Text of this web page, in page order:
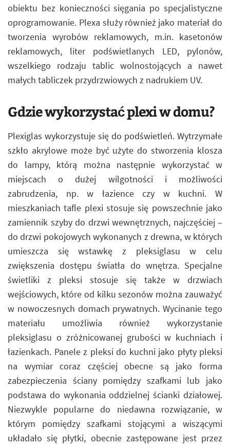
obiektu bez konieczności sięgania po specjalistyczne
oprogramowanie. Plexa służy również jako materiał do
tworzenia wyrobów reklamowych, m.in. kasetonów
reklamowych, liter podświetlanych LED, pylonów,
wszelkiego rodzaju tablic wolnostojących a nawet
małych tabliczek przydrzwiowych z nadrukiem UV.
Gdzie wykorzystać plexi w domu?
Plexiglas wykorzystuje się do podświetleń. Wytrzymałe
szkło akrylowe może być użyte do stworzenia klosza
do lampy, którą można następnie wykorzystać w
miejscach o dużej wilgotności i możliwości
zabrudzenia, np. w łazience czy w kuchni. W
mieszkaniach tafle plexi stosuje się powszechnie jako
zamiennik szyby do drzwi wewnętrznych, najczęściej –
do drzwi pokojowych wykonanych z drewna, w których
umieszcza się wstawkę z pleksiglasu w celu
zwiększenia dostępu światła do wnętrza. Specjalne
świetliki z pleksi stosuje się także w drzwiach
wejściowych, które od kilku sezonów można zauważyć
w nowoczesnych domach prywatnych. Wycinanie tego
materiału umożliwia również wykorzystanie
pleksiglasu o zróżnicowanej grubości w kuchniach i
łazienkach. Panele z pleksi do kuchni jako płyty pleksi
na wymiar coraz częściej obecne są jako forma
zabezpieczenia ściany pomiędzy szafkami lub jako
podstawa do wykonania oddzielnej ścianki działowej.
Niezwykle popularne do niedawna rozwiązanie, w
którym pomiędzy szafkami stojącymi a wiszącymi
układało się płytki, obecnie zastępowane jest przez